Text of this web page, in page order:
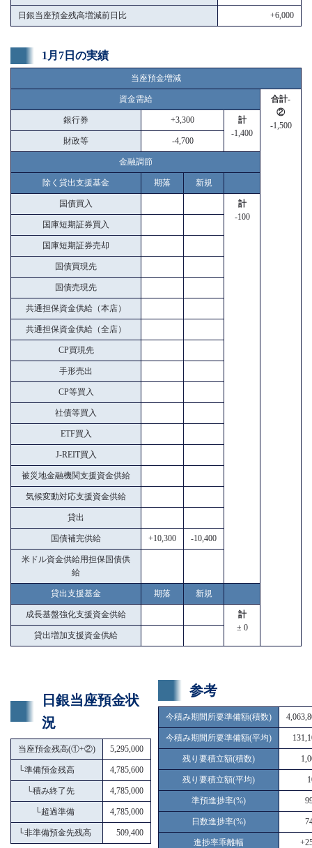
日銀当座預金残高増減前日比 +6,000
1月7日の実績
当座預金増減
資金需給
合計-
②
-1,500
銀行券 +3,300
計
-1,400
財政等 -4,700
金融調節
除く貸出支援基金 期落 新規
国債買入
計
-100
国庫短期証券買入
国庫短期証券売却
国債買現先
国債売現先
共通担保資金供給（本店）
共通担保資金供給（全店）
CP買現先
手形売出
CP等買入
社債等買入
ETF買入
J-REIT買入
被災地金融機関支援資金供給
気候変動対応支援資金供給
貸出
国債補完供給 +10,300 -10,400
米ドル資金供給用担保国債供
給
貸出支援基金 期落 新規
成長基盤強化支援資金供給
計
± 0
貸出増加支援資金供給
日銀当座預金状
況
当座預金残高(①+②) 5,295,000
└準備預金残高 4,785,600
└積み終了先 4,785,000
└超過準備 4,785,000
└非準備預金先残高 509,400
参考
今積み期間所要準備額(積数)
今積み期間所要準備額(平均)
残り要積立額(積数)
残り要積立額(平均)
準預進捗率(%)
日数進捗率(%)
進捗率乖離幅